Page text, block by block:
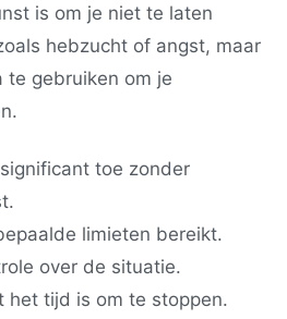
is om je niet te laten
hebzucht of angst, maar
te gebruiken om je
toe zonder
limieten bereikt.
over de situatie.
het tijd is om te stoppen.